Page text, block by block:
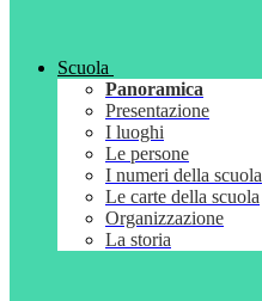
Scuola
Panoramica
Presentazione
I luoghi
Le persone
I numeri della scuola
Le carte della scuola
Organizzazione
La storia